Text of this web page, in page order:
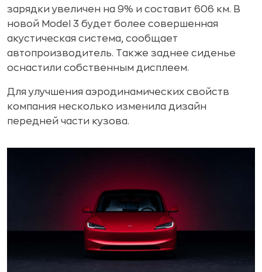
зарядки увеличен на 9% и составит 606 км. В
новой Model 3 будет более совершенная
акустическая система, сообщает
автопроизводитель. Также заднее сиденье
оснастили собственным дисплеем.
Для улучшения аэродинамических свойств
компания несколько изменила дизайн
передней части кузова.